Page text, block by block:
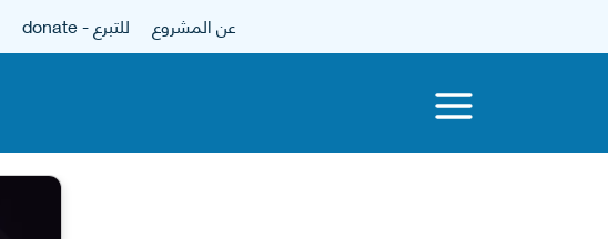
عن المشروع للتبرع - donate